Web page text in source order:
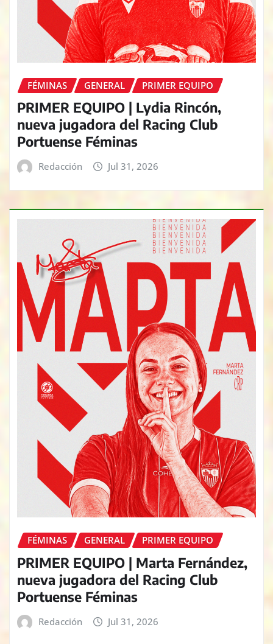
FÉMINAS GENERAL PRIMER EQUIPO
PRIMER EQUIPO | Lydia Rincón,
nueva jugadora del Racing Club
Portuense Féminas
Redacción Jul 31, 2026
FÉMINAS GENERAL PRIMER EQUIPO
PRIMER EQUIPO | Marta Fernández,
nueva jugadora del Racing Club
Portuense Féminas
Redacción Jul 31, 2026